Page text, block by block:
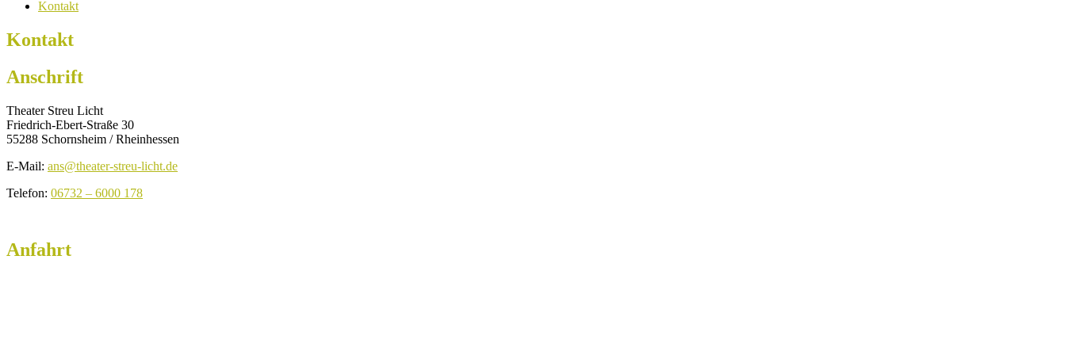
Kontakt
Kontakt
Anschrift
Theater Streu Licht
Friedrich-Ebert-Straße 30
55288 Schornsheim / Rheinhessen
E-Mail: ans@theater-streu-licht.de
Telefon: 06732 – 6000 178
Anfahrt